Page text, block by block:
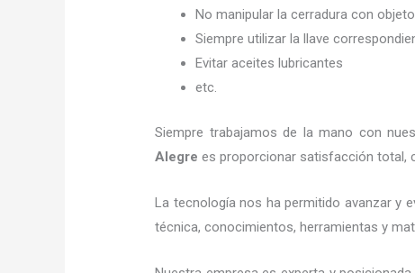
No manipular la cerradura con
Siempre utilizar la llave
Evitar aceites lubricantes
etc.
Siempre trabajamos de la mano con
Alegre es proporcionar satisfacción total,
La tecnología nos ha permitido avanzar y
técnica, conocimientos, herramientas y